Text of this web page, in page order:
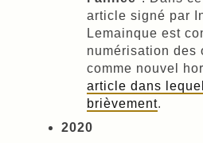
article signé par
Lemainque est
numérisation des
comme nouvel
article dans
brièvement.
2020